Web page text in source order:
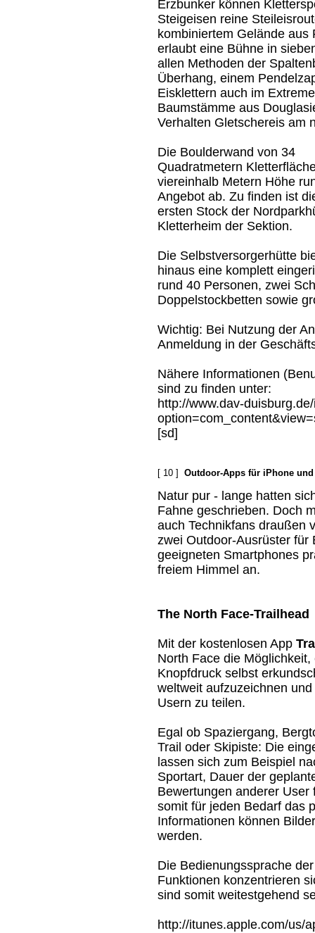
Erzbunker können
Steigeisen reine
kombiniertem Gelände
erlaubt eine Bühne in
allen Methoden der
Überhang, einem
Eisklettern auch im
Baumstämme aus
Verhalten Gletschereis am
Die Boulderwand von 34
Quadratmetern
viereinhalb Metern Höhe
Angebot ab. Zu finden ist
ersten Stock der
Kletterheim der Sektion.
Die Selbstversorgerhütte
hinaus eine komplett
rund 40 Personen, zwei
Doppelstockbetten sowie
Wichtig: Bei Nutzung der
Anmeldung in der
Nähere Informationen
sind zu finden unter:
http://www.dav-
[sd]
[ 10 ] Outdoor-Apps für iPhone und
Natur pur - lange hatten
Fahne geschrieben. Doch
auch Technikfans draußen
zwei Outdoor-Ausrüster für
geeigneten Smartphones
freiem Himmel an.
The North Face-Trailhead
Mit der kostenlosen App
North Face die Möglichkeit,
Knopfdruck selbst
weltweit aufzuzeichnen
Usern zu teilen.
Egal ob Spaziergang,
Trail oder Skipiste: Die
lassen sich zum Beispiel
Sportart, Dauer der
Bewertungen anderer User
somit für jeden Bedarf das
Informationen können
werden.
Die Bedienungssprache
Funktionen konzentrieren
sind somit weitestgehend
http://itunes.apple.com/us/